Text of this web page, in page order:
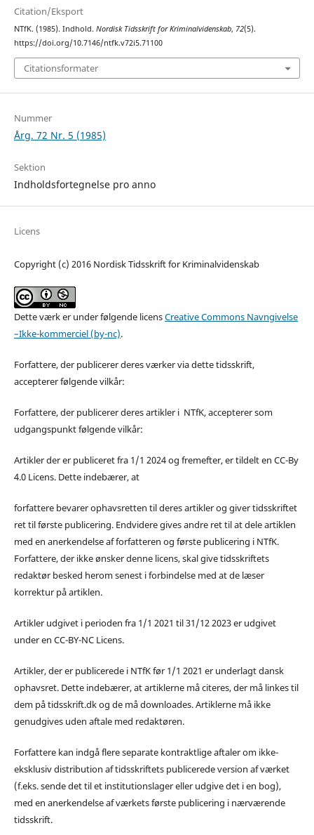
Citation/Eksport
NTfK. (1985). Indhold. Nordisk Tidsskrift for Kriminalvidenskab, 72(5).
https://doi.org/10.7146/ntfk.v72i5.71100
Citationsformater
Nummer
Årg. 72 Nr. 5 (1985)
Sektion
Indholdsfortegnelse pro anno
Licens
Copyright (c) 2016 Nordisk Tidsskrift for Kriminalvidenskab
Dette værk er under følgende licensCreative Commons Navngivelse
–Ikke-kommerciel (by-nc).
Forfattere, der publicerer deres værker via dette tidsskrift,
accepterer følgende vilkår:
Forfattere, der publicerer deres artikler i NTfK, accepterer som
udgangspunkt følgende vilkår:
Artikler der er publiceret fra 1/1 2024 og fremefter, er tildelt en CC-By
4.0 Licens. Dette indebærer, at
forfattere bevarer ophavsretten til deres artikler og giver tidsskriftet
ret til første publicering. Endvidere gives andre ret til at dele artiklen
med en anerkendelse af forfatteren og første publicering i NTfK.
Forfattere, der ikke ønsker denne licens, skal give tidsskriftets
redaktør besked herom senest i forbindelse med at de læser
korrektur på artiklen.
Artikler udgivet i perioden fra 1/1 2021 til 31/12 2023 er udgivet
under en CC-BY-NC Licens.
Artikler, der er publicerede i NTfK før 1/1 2021 er underlagt dansk
ophavsret. Dette indebærer, at artiklerne må citeres, der må linkes til
dem på tidsskrift.dk og de må downloades. Artiklerne må ikke
genudgives uden aftale med redaktøren.
Forfattere kan indgå flere separate kontraktlige aftaler om ikke-
eksklusiv distribution af tidsskriftets publicerede version af værket
(f.eks. sende det til et institutionslager eller udgive det i en bog),
med en anerkendelse af værkets første publicering i nærværende
tidsskrift.